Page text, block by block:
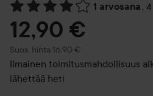
1 arvosana ,
Siirtyä jhk Arvosana & kommentit
12,90 €
Suos. hinta 16,90 €
Suositeltu hinta 16,90 €
Ilmainen toimitusmahdollisuus
lähettää heti